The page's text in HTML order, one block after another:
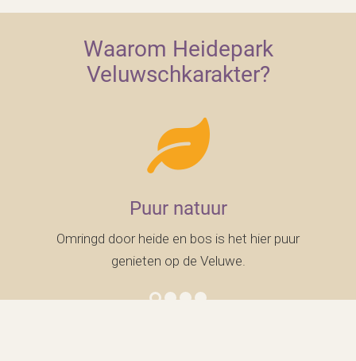
Waarom Heidepark
Veluwschkarakter?
Puur natuur
Omringd door heide en bos is het hier puur
genieten op de Veluwe.